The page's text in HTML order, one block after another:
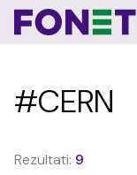
#CERN
Rezultati: 9